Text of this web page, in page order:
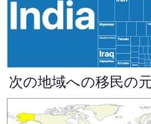
次の地域への移民の